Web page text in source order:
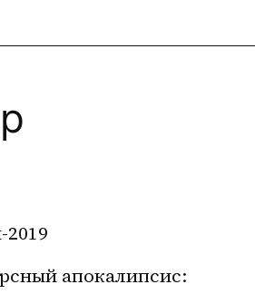
апокалипсис: